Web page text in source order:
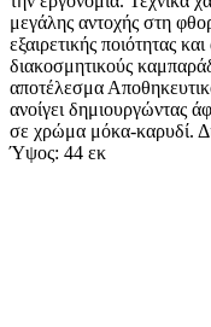
μεγάλης αντοχής στη
εξαιρετικής ποιότητας
διακοσμητικούς
αποτέλεσμα
ανοίγει δημιουργώντας
σε χρώμα μόκα-καρυδί.
Ύψος: 44 εκ